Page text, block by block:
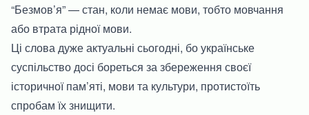
“Безмов’я” — стан, коли немає мови, тобто мовчання
або втрата рідної мови.
Ці слова дуже актуальні сьогодні, бо українське
суспільство досі бореться за збереження своєї
історичної пам’яті, мови та культури, протистоїть
спробам їх знищити.